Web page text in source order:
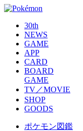
30th
NEWS
GAME
APP
CARD
BOARD
GAME
TV／MOVIE
SHOP
GOODS
ポケモン図鑑